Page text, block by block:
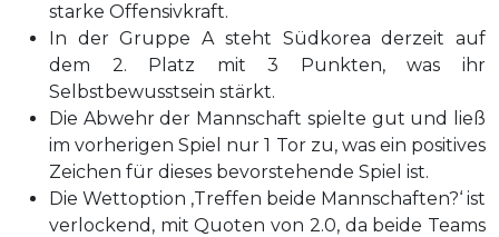
starke Offensivkraft.
In der Gruppe A steht Südkorea derzeit auf
dem 2. Platz mit 3 Punkten, was ihr
Selbstbewusstsein stärkt.
Die Abwehr der Mannschaft spielte gut und ließ
im vorherigen Spiel nur 1 Tor zu, was ein positives
Zeichen für dieses bevorstehende Spiel ist.
Die Wettoption ‚Treffen beide Mannschaften?‘ ist
verlockend, mit Quoten von 2.0, da beide Teams